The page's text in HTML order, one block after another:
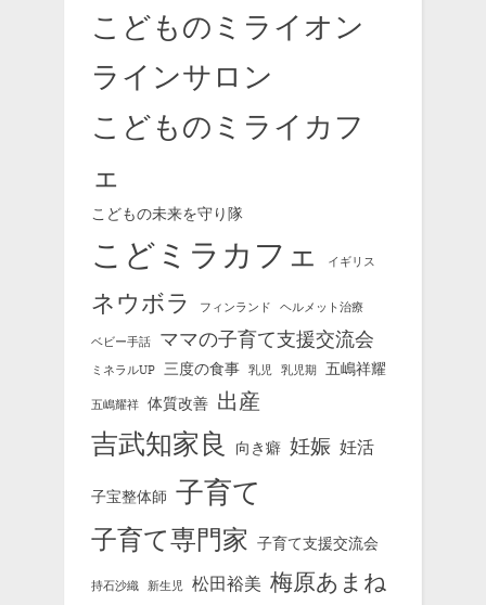
こどものミライオン
ラインサロン
こどものミライカフ
ェ
こどもの未来を守り隊
こどミラカフェ イギリス
ネウボラ フィンランド ヘルメット治療
ベビー手話 ママの子育て支援交流会
ミネラルUP 三度の食事 乳児 乳児期 五嶋祥耀
五嶋耀祥 体質改善 出産
吉武知家良 向き癖 妊娠 妊活
子宝整体師 子育て
子育て専門家 子育て支援交流会
持石沙織 新生児 松田裕美 梅原あまね